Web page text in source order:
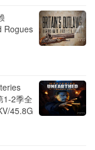
Rogues
1-2季全
45.8G